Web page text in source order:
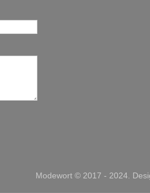
Modewort © 2017 - 2024.